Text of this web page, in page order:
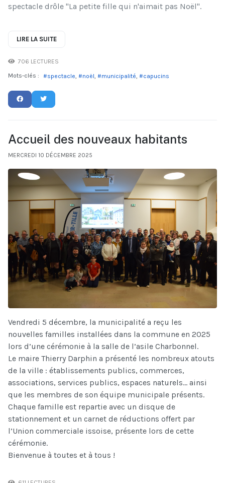
spectacle drôle "La petite fille qui n'aimait pas Noël".
LIRE LA SUITE
706 LECTURES
Mots-clés :
spectacle noël municipalité capucins
Accueil des nouveaux habitants
MERCREDI 10 DÉCEMBRE 2025
Vendredi 5 décembre, la municipalité a reçu les
nouvelles familles installées dans la commune en 2025
lors d’une cérémonie à la salle de l’asile Charbonnel.
Le maire Thierry Darphin a présenté les nombreux atouts
de la ville : établissements publics, commerces,
associations, services publics, espaces naturels... ainsi
que les membres de son équipe municipale présents.
Chaque famille est repartie avec un disque de
stationnement et un carnet de réductions offert par
l’Union commerciale issoise, présente lors de cette
cérémonie.
Bienvenue à toutes et à tous !